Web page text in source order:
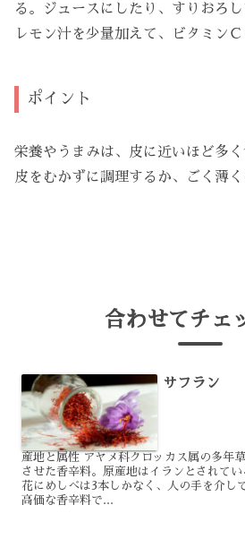
る。ジュースにしたり、すりおろ
レモン汁を少量加えて、ビタミンＣ
ポイント
栄養やうまみは、皮に近いほど多
皮をむかずに調理するか、ごく薄く
合わせてチェ
サフラン
産地と属性 アヤメ科クロッカス属の多年
させた香辛料。原産地はイランとされて
花にめしべは3本しかなく、人の手を介し
高価な香辛料で...